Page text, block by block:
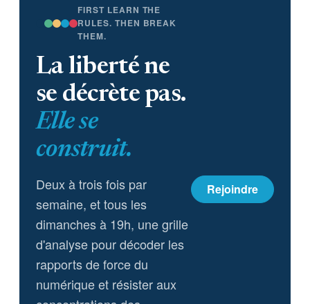
FIRST LEARN THE
RULES. THEN BREAK
THEM.
La liberté ne
se décrète pas.
Elle se
construit.
Deux à trois fois par
semaine, et tous les
dimanches à 19h, une grille
d'analyse pour décoder les
rapports de force du
numérique et résister aux
Rejoindre